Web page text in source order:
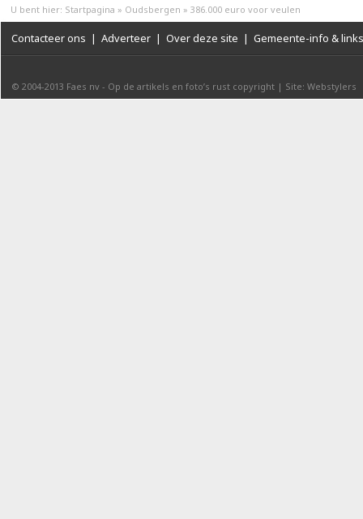
U bent hier: Startpagina » Oudsbergen » 386.000 euro voor veulen
Contacteer ons | Adverteer | Over deze site | Gemeente-info & links
© 2004-2013 Faes nv - Op de artikels en foto’s rust copyright | Site: Webstylers